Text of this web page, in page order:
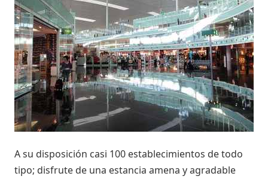
A su disposición casi 100 establecimientos de todo
tipo; disfrute de una estancia amena y agradable